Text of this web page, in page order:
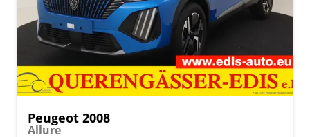
Peugeot 2008
Allure